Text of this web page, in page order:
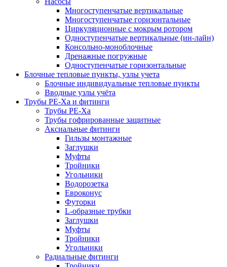
Многоступенчатые вертикальные
Многоступенчатые горизонтальные
Циркуляционные с мокрым ротором
Одноступенчатые вертикальные (ин-лайн)
Консольно-моноблочные
Дренажные погружные
Одноступенчатые горизонтальные
Блочные тепловые пункты, узлы учета
Блочные индивидуальные тепловые пункты
Вводные узлы учёта
Трубы РЕ-Ха и фитинги
Трубы РЕ-Ха
Трубы гофрированные защитные
Аксиальные фитинги
Гильзы монтажные
Заглушки
Муфты
Тройники
Угольники
Водорозетка
Евроконус
Футорки
L-образные трубки
Заглушки
Муфты
Тройники
Угольники
Радиальные фитинги